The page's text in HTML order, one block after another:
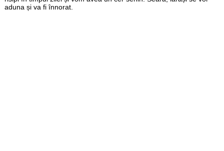
aduna și va fi înnorat.